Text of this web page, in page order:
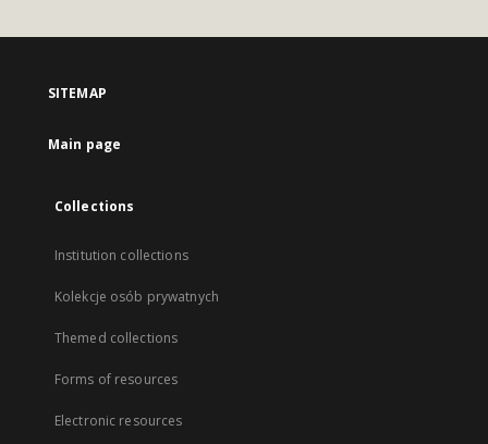
SITEMAP
Main page
Collections
Institution collections
Kolekcje osób prywatnych
Themed collections
Forms of resources
Electronic resources